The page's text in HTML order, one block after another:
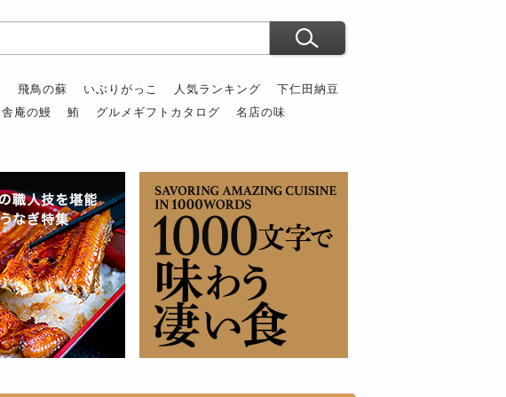
飛鳥の蘇 いぶりがっこ 人気ランキング
下仁田納豆
舎庵の鰻 鮪 グルメギフトカタログ 名店の味